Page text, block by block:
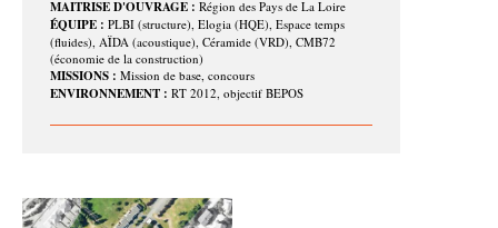
MAITRISE D'OUVRAGE : Région des Pays de La Loire
ÉQUIPE : PLBI (structure), Elogia (HQE), Espace temps
(fluides), AÏDA (acoustique), Céramide (VRD), CMB72
(économie de la construction)
MISSIONS : Mission de base, concours
ENVIRONNEMENT : RT 2012, objectif BEPOS